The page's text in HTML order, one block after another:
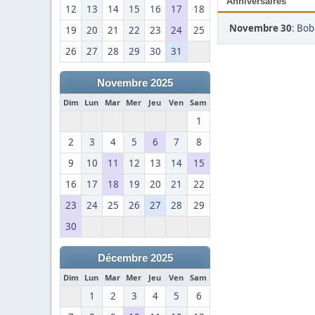
12 13 14 15 16 17
18
19
20 21 22 23 24
25
26
27 28 29 30 31
Novembre 2025
Dim Lun Mar Mer Jeu Ven Sam
1
2
3 4 5 6 7
8
9
10 11 12 13 14
15
16
17 18 19 20 21
22
23
24 25 26 27 28
29
30
Décembre 2025
Dim Lun Mar Mer Jeu Ven Sam
1 2 3 4 5
6
Novembre 30: